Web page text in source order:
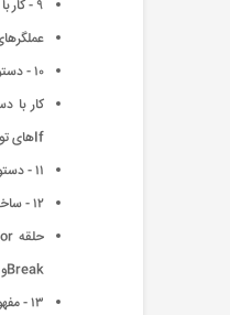
۹ - کار با عملگرها (۲)
۱۰ - دستور If
Ifهای تو در تو
۱۱ - دستور Switch
۱۲ - ساختارهای تکرار
Breakو Continue
۱۳ - مفهوم Object Oriented